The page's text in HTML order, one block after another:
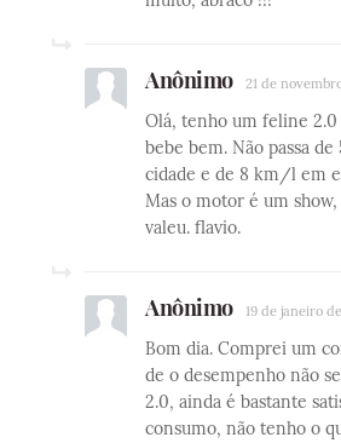
Anônimo 21 de
Olá, tenho um feline 2.0
bebe bem. Não passa
cidade e de 8 km/l em
Mas o motor é um
valeu. flavio.
Anônimo 19 de janeiro
Bom dia. Comprei um
de o desempenho não
2.0, ainda é bastante
consumo, não tenho o